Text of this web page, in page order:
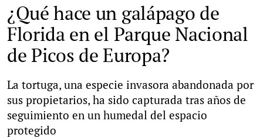
¿Qué hace un galápago de
Florida en el Parque Nacional
de Picos de Europa?
La tortuga, una especie invasora abandonada por
sus propietarios, ha sido capturada tras años de
seguimiento en un humedal del espacio
protegido